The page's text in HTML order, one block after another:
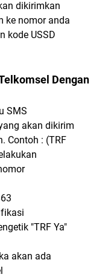
dikirimkan
ke nomor anda
kode USSD
Dengan
SMS
akan dikirim
Contoh : (TRF
"TRF Ya"
akan ada